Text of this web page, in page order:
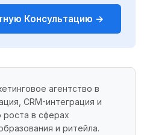
Консультацию →
агентство в
CRM-интеграция и
в сферах
и ритейла.